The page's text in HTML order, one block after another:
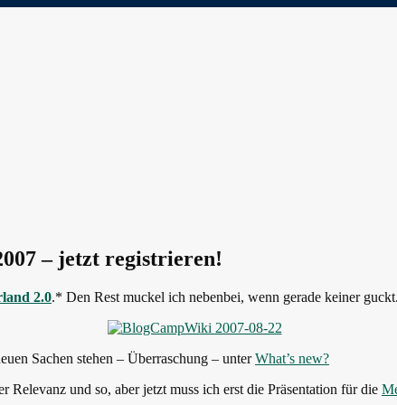
– jetzt registrieren!
2.0.* Den Rest muckel ich nebenbei, wenn gerade keiner guckt.
Sachen stehen – Überraschung – unterWhat’s new?
und so, aber jetzt muss ich erst die Präsentation für die